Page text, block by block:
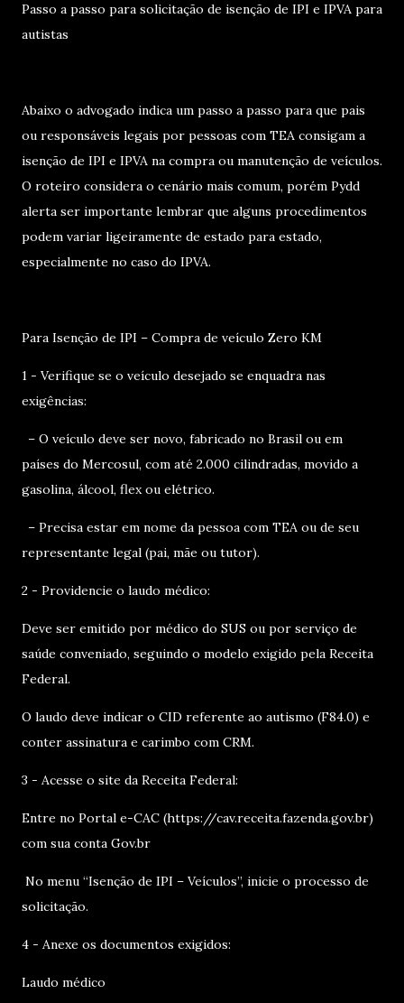
Passo a passo para solicitação de isenção de IPI e IPVA para
autistas
Abaixo o advogado indica um passo a passo para que pais
ou responsáveis legais por pessoas com TEA consigam a
isenção de IPI e IPVA na compra ou manutenção de veículos.
O roteiro considera o cenário mais comum, porém Pydd
alerta ser importante lembrar que alguns procedimentos
podem variar ligeiramente de estado para estado,
especialmente no caso do IPVA.
Para Isenção de IPI – Compra de veículo Zero KM
1 - Verifique se o veículo desejado se enquadra nas
exigências:
– O veículo deve ser novo, fabricado no Brasil ou em
países do Mercosul, com até 2.000 cilindradas, movido a
gasolina, álcool, flex ou elétrico.
– Precisa estar em nome da pessoa com TEA ou de seu
representante legal (pai, mãe ou tutor).
2 - Providencie o laudo médico:
Deve ser emitido por médico do SUS ou por serviço de
saúde conveniado, seguindo o modelo exigido pela Receita
Federal.
O laudo deve indicar o CID referente ao autismo (F84.0) e
conter assinatura e carimbo com CRM.
3 - Acesse o site da Receita Federal:
Entre no Portal e-CAC (https://cav.receita.fazenda.gov.br)
com sua conta Gov.br
No menu “Isenção de IPI – Veículos”, inicie o processo de
solicitação.
4 - Anexe os documentos exigidos:
Laudo médico